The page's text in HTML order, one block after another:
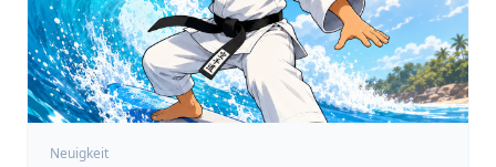
Neuigkeit